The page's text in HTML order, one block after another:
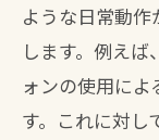
ような日常動
します。例え
ォンの使用に
す。これに対し